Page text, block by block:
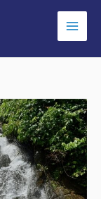
Main